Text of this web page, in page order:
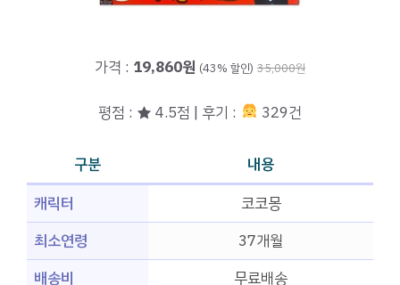
가격 : 19,860원 (43% 할인) 35,000원
평점 : ★ 4.5점 | 후기 : 329건
구분
내용
캐릭터
코코몽
최소연령
37개월
배송비
무료배송